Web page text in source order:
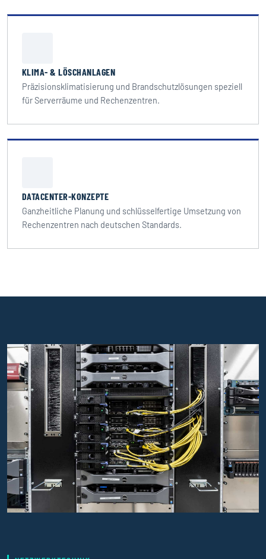
KLIMA- & LÖSCHANLAGEN
Präzisionsklimatisierung und Brandschutzlösungen speziell
für Serverräume und Rechenzentren.
DATACENTER-KONZEPTE
Ganzheitliche Planung und schlüsselfertige Umsetzung von
Rechenzentren nach deutschen Standards.